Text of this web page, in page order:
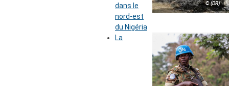
© (DR)
dans le
nord-est
du Nigéria
La